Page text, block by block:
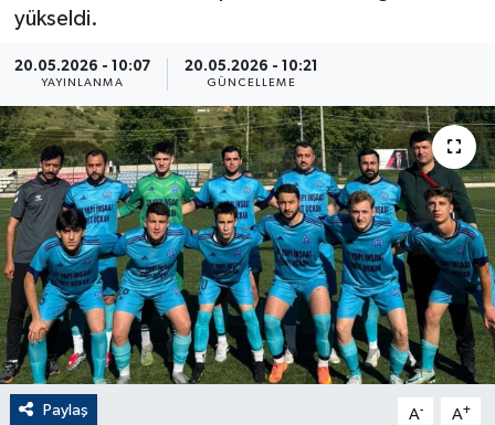
yükseldi.
20.05.2026 - 10:07
YAYINLANMA
20.05.2026 - 10:21
GÜNCELLEME
Paylaş A- A+
ÇEVRE
Dış Haberler
Dünya
EĞİTİM
EKONOMİ
English News